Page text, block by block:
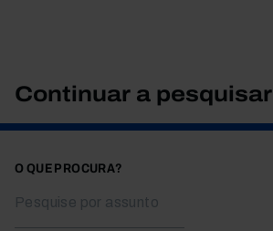
Continuar a pesquisar
O QUE PROCURA?